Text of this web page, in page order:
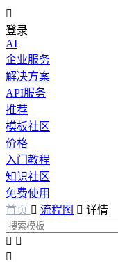

登录
AI
企业服务
解决方案
API服务
推荐
模板社区
价格
入门教程
知识社区
免费使用
首页  流程图  详情
 
